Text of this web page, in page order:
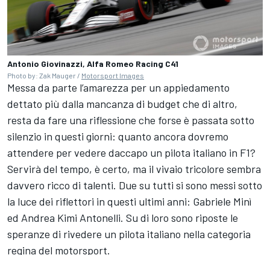
Antonio Giovinazzi, Alfa Romeo Racing C41
Photo by: Zak Mauger / Motorsport Images
Messa da parte l’amarezza per un appiedamento
dettato più dalla mancanza di budget che di altro,
resta da fare una riflessione che forse è passata sotto
silenzio in questi giorni: quanto ancora dovremo
attendere per vedere daccapo un pilota italiano in F1?
Servirà del tempo, è certo, ma il vivaio tricolore sembra
davvero ricco di talenti. Due su tutti si sono messi sotto
la luce dei riflettori in questi ultimi anni: Gabriele Minì
ed Andrea Kimi Antonelli. Su di loro sono riposte le
speranze di rivedere un pilota italiano nella categoria
regina del motorsport.